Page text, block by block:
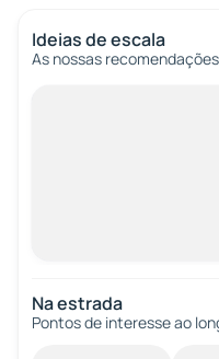
Ideias de escala
As nossas
Na estrada
Pontos de interesse ao